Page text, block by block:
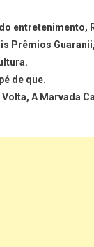
entretenimento,
Prêmios
de que.
A Marvada